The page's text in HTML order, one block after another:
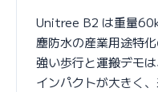
Unitree B2 は重量
塵防水の産業用途特
強い歩行と運搬デモ
インパクトが大きく